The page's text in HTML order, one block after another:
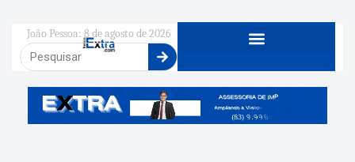
João Pessoa: 8 de agosto de 2026